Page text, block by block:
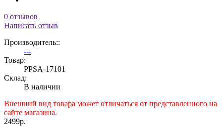
0 отзывов
Написать отзыв
Производитель::
---
Товар:
PPSA-17101
Склад:
В наличии
Внешний вид товара может отличаться от представленного на
сайте магазина.
2499р.